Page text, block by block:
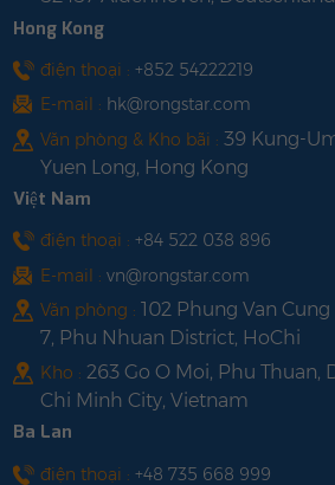
Hong Kong
điện thoại : +852 54222219
E-mail : hk@rongstar.com
Văn phòng & Kho bãi : 39 Kung-
Yuen Long, Hong Kong
Việt Nam
điện thoại : +84 522 038 896
E-mail : vn@rongstar.com
Văn phòng : 102 Phung Van Cung
7, Phu Nhuan District, HoChi
Kho : 263 Go O Moi, Phu Thuan,
Chi Minh City, Vietnam
Ba Lan
điện thoại : +48 735 668 999